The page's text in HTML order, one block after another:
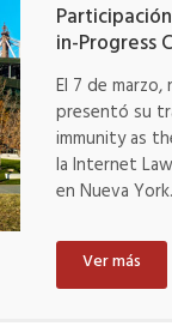
in-Progress
El 7 de
presentó su
immunity as
la Internet
en Nueva York.
Ver más